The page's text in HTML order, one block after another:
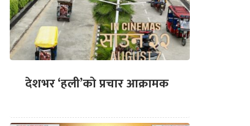
देशभर ‘हली’को प्रचार आक्रामक